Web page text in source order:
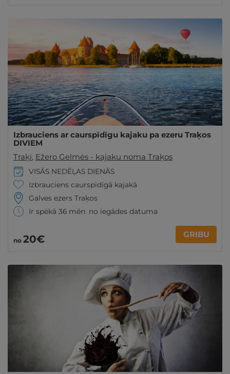
Izbrauciens ar caurspīdīgu kajaku pa ezeru Traķos
DIVIEM
Traķi, Ežero Gelmės - kajaku noma Traķos
VISĀS NEDĒĻAS DIENĀS
Izbrauciens caurspīdīgā kajakā
Galves ezers Traķos
Ir spēkā 36 mēn. no iegādes datuma
no 20€ GRIBU